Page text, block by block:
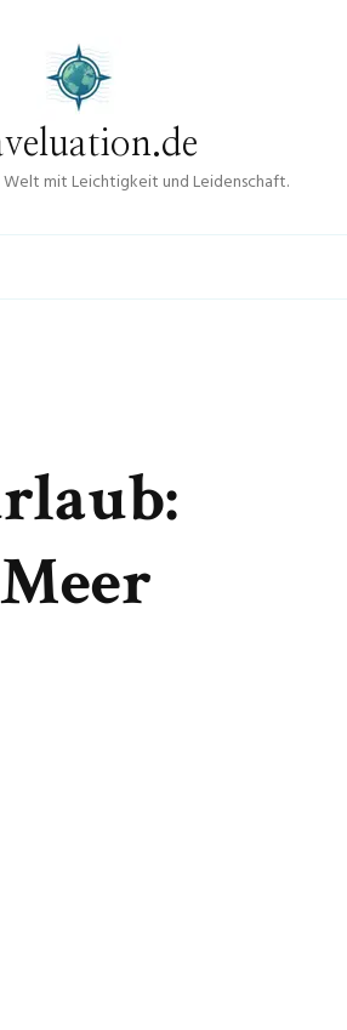
mit Leichtigkeit und Leidenschaft.